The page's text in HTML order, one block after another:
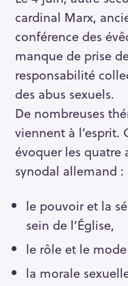
cardinal Marx,
conférence des
manque de prise
responsabilité
des abus sexuels.
De nombreuses
viennent à l’esprit.
évoquer les quatre
synodal allemand :
le pouvoir et la
sein de l’Église,
le rôle et le
la morale